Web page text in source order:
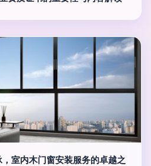
室内木门窗安装服务的卓越之